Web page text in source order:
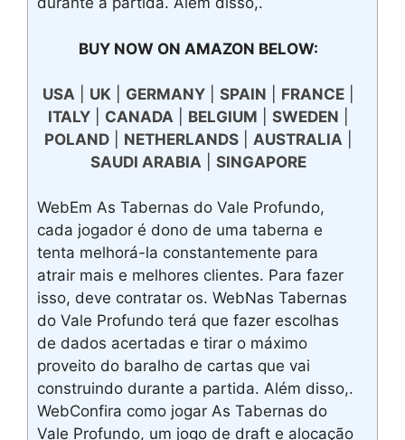
BUY NOW ON AMAZON BELOW:
USA UK GERMANY| SPAIN FRANCE|
ITALY| CANADA BELGIUM SWEDEN
POLAND| NETHERLANDS| AUSTRALIA
SAUDI ARABIA
SINGAPORE
WebEm As Tabernas do Vale Profundo,
cada jogador é dono de uma taberna e
tenta melhorá-la constantemente para
atrair mais e melhores clientes. Para fazer
isso, deve contratar os. WebNas Tabernas
do Vale Profundo terá que fazer escolhas
de dados acertadas e tirar o máximo
proveito do baralho de cartas que vai
construindo durante a partida. Além disso,.
WebConfira como jogar As Tabernas do
Vale Profundo, um jogo de draft e alocação